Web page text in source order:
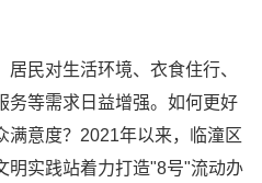
民对生活环境、衣食住行、
务等需求日益增强。如何更好
满意度？2021年以来，临潼区
明实践站着力打造"8号"流动办